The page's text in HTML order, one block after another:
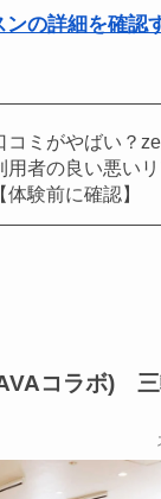
ンの詳細を確認
コミがやばい？
用者の良い悪い
【体験前に確認】
コラボ) 三